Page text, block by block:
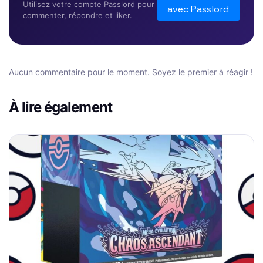
Utilisez votre compte Passlord pour
commenter, répondre et liker.
avec Passlord
Aucun commentaire pour le moment. Soyez le premier à réagir !
À lire également